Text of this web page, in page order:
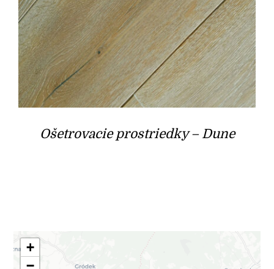
Ošetrovacie prostriedky – Dune
+
−